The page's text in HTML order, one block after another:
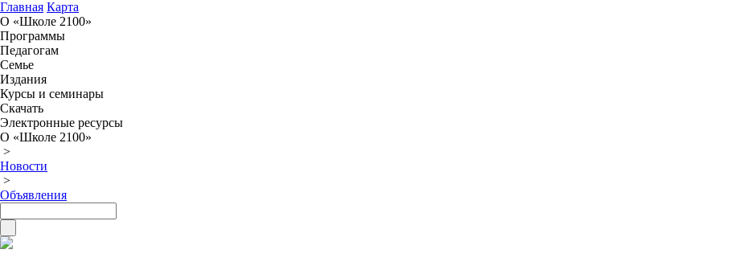
Главная Карта
О «Школе 2100»
Программы
Педагогам
Семье
Издания
Курсы и семинары
Скачать
Электронные ресурсы
О «Школе 2100»
>
Новости
>
Объявления